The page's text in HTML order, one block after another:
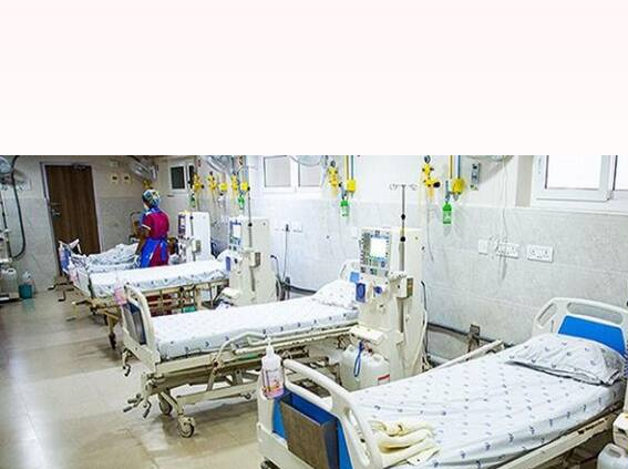
ओडिशा: निजी अस्पताल पर लगा अंग चोरी का
लेखन भारत शर्मा Oct 19, 2024 02:50 pm
क्या है खबर?
ओडिशाके एक निजी अस्पताल में शारीरिक अंग चोरी का हैरान करने वाला
दरअसल, कालाहांडी जिले में एक सड़क दुर्घटना में घायल हुए 44 वर्षीय
परिजनों को जब शव मिला तो उसके पेट पर सर्जनी के निशान थे। इसके